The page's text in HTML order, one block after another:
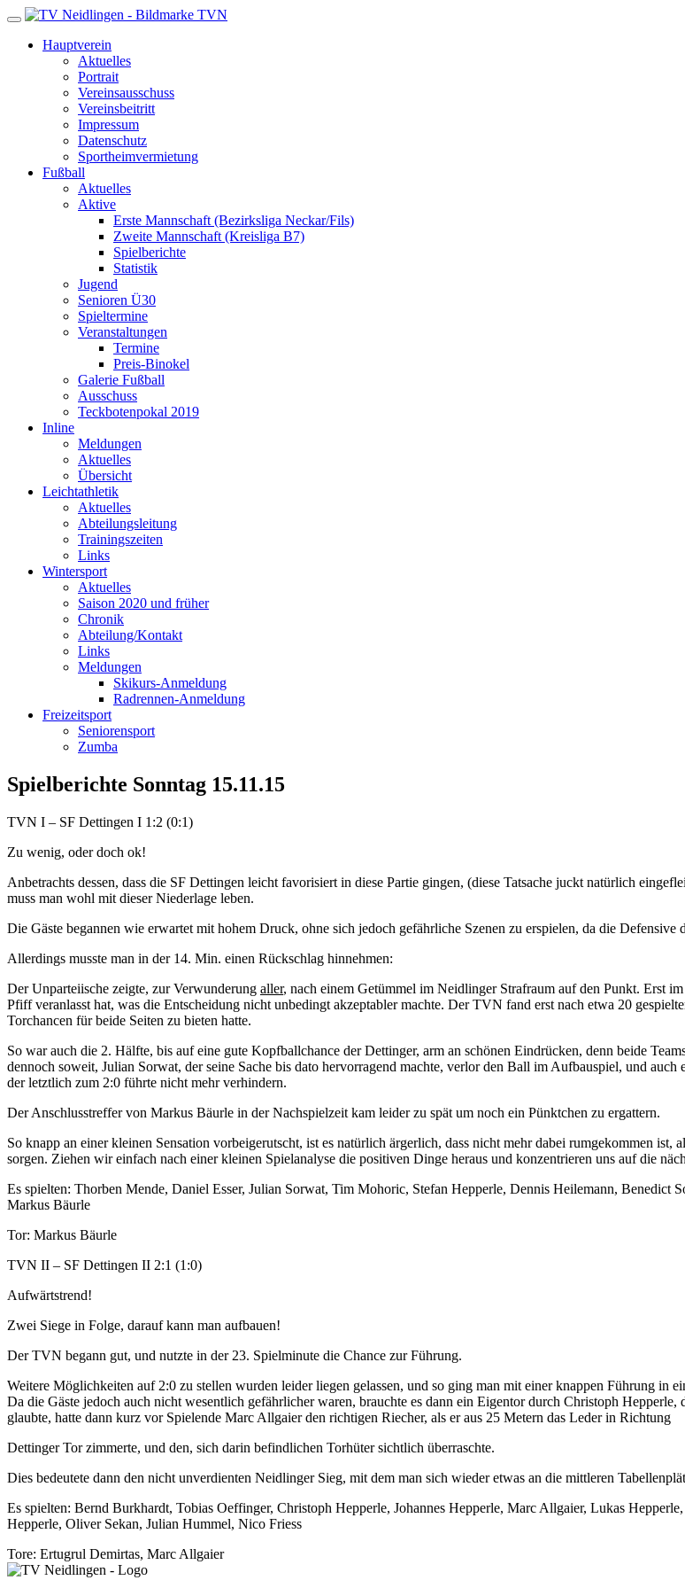
TVN
Hauptverein
Aktuelles
Portrait
Vereinsausschuss
Vereinsbeitritt
Impressum
Datenschutz
Sportheimvermietung
Fußball
Aktuelles
Aktive
Erste Mannschaft (Bezirksliga Neckar/Fils)
Zweite Mannschaft (Kreisliga B7)
Spielberichte
Statistik
Jugend
Senioren Ü30
Spieltermine
Veranstaltungen
Termine
Preis-Binokel
Galerie Fußball
Ausschuss
Teckbotenpokal 2019
Inline
Meldungen
Aktuelles
Übersicht
Leichtathletik
Aktuelles
Abteilungsleitung
Trainingszeiten
Links
Wintersport
Aktuelles
Saison 2020 und früher
Chronik
Abteilung/Kontakt
Links
Meldungen
Skikurs-Anmeldung
Radrennen-Anmeldung
Freizeitsport
Seniorensport
Zumba
Spielberichte Sonntag 15.11.15
TVN I – SF Dettingen I 1:2 (0:1)
Zu wenig, oder doch ok!
Anbetrachts dessen, dass die SF Dettingen leicht favorisiert in diese Partie gingen, (diese Tatsache juckt natürlich
muss man wohl mit dieser Niederlage leben.
Die Gäste begannen wie erwartet mit hohem Druck, ohne sich jedoch gefährliche Szenen zu erspielen, da die Defensive
Allerdings musste man in der 14. Min. einen Rückschlag hinnehmen:
Der Unparteiische zeigte, zur Verwunderung aller, nach einem Getümmel im Neidlinger Strafraum auf den Punkt. Erst
Pfiff veranlasst hat, was die Entscheidung nicht unbedingt akzeptabler machte. Der TVN fand erst nach etwa 20
Torchancen für beide Seiten zu bieten hatte.
So war auch die 2. Hälfte, bis auf eine gute Kopfballchance der Dettinger, arm an schönen Eindrücken, denn beide
dennoch soweit, Julian Sorwat, der seine Sache bis dato hervorragend machte, verlor den Ball im Aufbauspiel, und
der letztlich zum 2:0 führte nicht mehr verhindern.
Der Anschlusstreffer von Markus Bäurle in der Nachspielzeit kam leider zu spät um noch ein Pünktchen zu ergattern.
So knapp an einer kleinen Sensation vorbeigerutscht, ist es natürlich ärgerlich, dass nicht mehr dabei rumgekommen
sorgen. Ziehen wir einfach nach einer kleinen Spielanalyse die positiven Dinge heraus und konzentrieren uns auf die
Es spielten: Thorben Mende, Daniel Esser, Julian Sorwat, Tim Mohoric, Stefan Hepperle, Dennis Heilemann,
Markus Bäurle
Tor: Markus Bäurle
TVN II – SF Dettingen II 2:1 (1:0)
Aufwärtstrend!
Zwei Siege in Folge, darauf kann man aufbauen!
Der TVN begann gut, und nutzte in der 23. Spielminute die Chance zur Führung.
Weitere Möglichkeiten auf 2:0 zu stellen wurden leider liegen gelassen, und so ging man mit einer knappen Führung in
Da die Gäste jedoch auch nicht wesentlich gefährlicher waren, brauchte es dann ein Eigentor durch Christoph
glaubte, hatte dann kurz vor Spielende Marc Allgaier den richtigen Riecher, als er aus 25 Metern das Leder in Richtung
Dettinger Tor zimmerte, und den, sich darin befindlichen Torhüter sichtlich überraschte.
Dies bedeutete dann den nicht unverdienten Neidlinger Sieg, mit dem man sich wieder etwas an die mittleren
Es spielten: Bernd Burkhardt, Tobias Oeffinger, Christoph Hepperle, Johannes Hepperle, Marc Allgaier, Lukas
Hepperle, Oliver Sekan, Julian Hummel, Nico Friess
Tore: Ertugrul Demirtas, Marc Allgaier